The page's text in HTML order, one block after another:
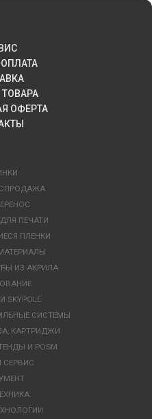
ТОВАРА
ОФЕРТА
ПЕЧАТИ
ПЛЕНКИ
ИЗ АКРИЛА
СИСТЕМЫ
КАРТРИДЖИ
И POSM
СЕРВИС